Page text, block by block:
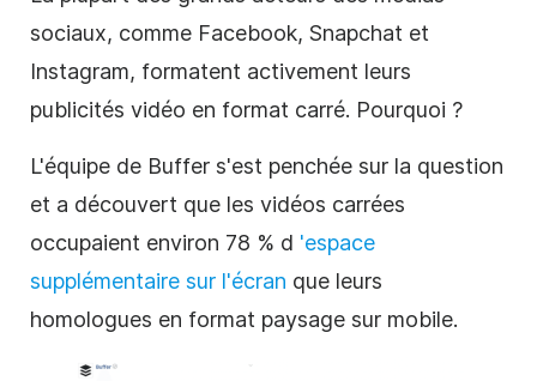
sociaux, comme Facebook, Snapchat et
Instagram, formatent activement leurs
publicités vidéo en format carré. Pourquoi ?
L'équipe de Buffer s'est penchée sur la question
et a découvert que les vidéos carrées
occupaient environ 78 % d 'espace
supplémentaire sur l'écran que leurs
homologues en format paysage sur mobile.